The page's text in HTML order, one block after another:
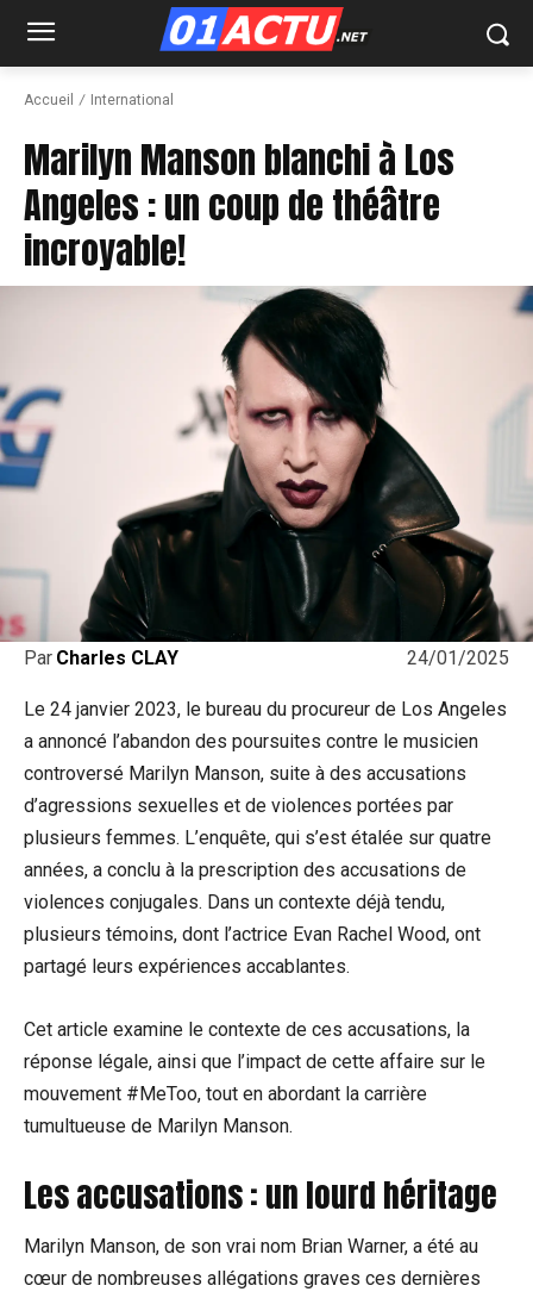
Accueil International
Marilyn Manson blanchi à Los
Angeles : un coup de théâtre
incroyable!
24/01/2025
Par Charles CLAY
Le 24 janvier 2023, le bureau du procureur de Los Angeles
a annoncé l’abandon des poursuites contre le musicien
controversé Marilyn Manson, suite à des accusations
d’agressions sexuelles et de violences portées par
plusieurs femmes. L’enquête, qui s’est étalée sur quatre
années, a conclu à la prescription des accusations de
violences conjugales. Dans un contexte déjà tendu,
plusieurs témoins, dont l’actrice Evan Rachel Wood, ont
partagé leurs expériences accablantes.
Cet article examine le contexte de ces accusations, la
réponse légale, ainsi que l’impact de cette affaire sur le
mouvement #MeToo, tout en abordant la carrière
tumultueuse de Marilyn Manson.
Les accusations : un lourd héritage
Marilyn Manson, de son vrai nom Brian Warner, a été au
cœur de nombreuses allégations graves ces dernières